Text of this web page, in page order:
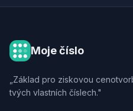
Moje číslo
„Základ pro ziskovou
tvých vlastních číslech."